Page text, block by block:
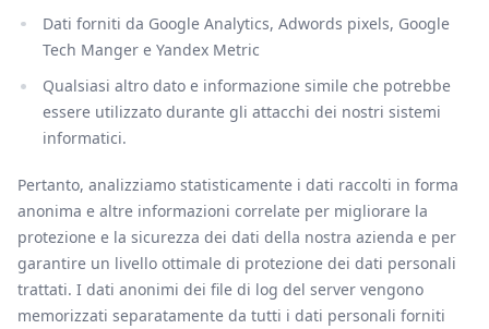
Dati forniti da Google Analytics, Adwords pixels, Google
Tech Manger e Yandex Metric
Qualsiasi altro dato e informazione simile che potrebbe
essere utilizzato durante gli attacchi dei nostri sistemi
informatici.
Pertanto, analizziamo statisticamente i dati raccolti in forma
anonima e altre informazioni correlate per migliorare la
protezione e la sicurezza dei dati della nostra azienda e per
garantire un livello ottimale di protezione dei dati personali
trattati. I dati anonimi dei file di log del server vengono
memorizzati separatamente da tutti i dati personali forniti